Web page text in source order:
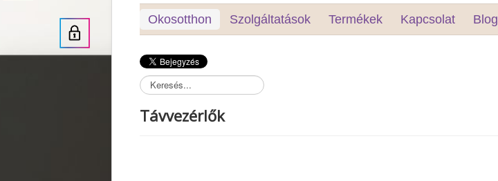
Okosotthon Szolgáltatások Termékek Kapcsolat Blog
Távvezérlők